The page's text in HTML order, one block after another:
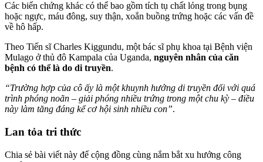
Các biến chứng khác có thể bao gồm tích tụ chất lỏng trong bụng
hoặc ngực, máu đông, suy thận, xoắn buồng trứng hoặc các vấn đề
về hô hấp.
Theo Tiến sĩ Charles Kiggundu, một bác sĩ phụ khoa tại Bệnh viện
Mulago ở thủ đô Kampala của Uganda, nguyên nhân của căn
bệnh có thể là do di truyền.
“Trường hợp của cô ấy là một khuynh hướng di truyền đối với quá
trình phóng noãn – giải phóng nhiều trứng trong một chu kỳ – điều
này làm tăng đáng kể cơ hội sinh nhiều con”.
Lan tỏa tri thức
Chia sẻ bài viết này để cộng đồng cùng nắm bắt xu hướng công